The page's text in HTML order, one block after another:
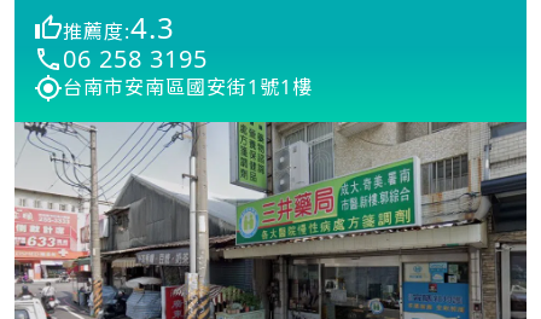
推薦度:4.3
06 258 3195
台南市安南區國安街1號1樓